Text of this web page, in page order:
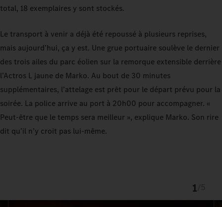
total, 18 exemplaires y sont stockés.
Le transport à venir a déjà été repoussé à plusieurs reprises,
mais aujourd’hui, ça y est. Une grue portuaire soulève le dernier
des trois ailes du parc éolien sur la remorque extensible derrière
l’Actros L jaune de Marko. Au bout de 30 minutes
supplémentaires, l’attelage est prêt pour le départ prévu pour la
soirée. La police arrive au port à 20h00 pour accompagner. «
Peut-être que le temps sera meilleur », explique Marko. Son rire
dit qu’il n’y croit pas lui-même.
1